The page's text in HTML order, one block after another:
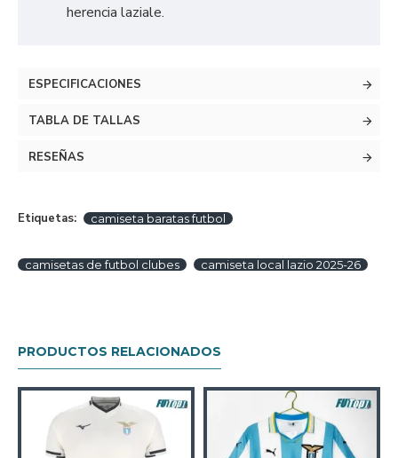
herencia laziale.
ESPECIFICACIONES
TABLA DE TALLAS
RESEÑAS
Etiquetas: camiseta baratas futbol
camisetas de futbol clubes camiseta local lazio 2025-26
PRODUCTOS RELACIONADOS